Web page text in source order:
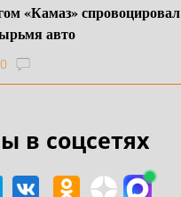
«Камаз» спровоцировал
авто
в соцсетях